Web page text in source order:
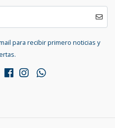
para recibir primero noticias y